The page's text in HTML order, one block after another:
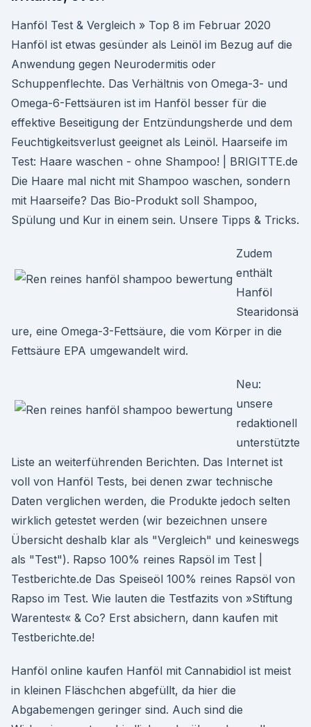
Hanföl Test & Vergleich » Top 8 im Februar 2020
Hanföl ist etwas gesünder als Leinöl im Bezug auf die
Anwendung gegen Neurodermitis oder
Schuppenflechte. Das Verhältnis von Omega-3- und
Omega-6-Fettsäuren ist im Hanföl besser für die
effektive Beseitigung der Entzündungsherde und dem
Feuchtigkeitsverlust geeignet als Leinöl. Haarseife im
Test: Haare waschen - ohne Shampoo! | BRIGITTE.de
Die Haare mal nicht mit Shampoo waschen, sondern
mit Haarseife? Das Bio-Produkt soll Shampoo,
Spülung und Kur in einem sein. Unsere Tipps & Tricks.
Zudem
enthält
Hanföl
Stearidonsä
ure, eine Omega-3-Fettsäure, die vom Körper in die
Fettsäure EPA umgewandelt wird.
Neu:
unsere
redaktionell
unterstützte
Liste an weiterführenden Berichten. Das Internet ist
voll von Hanföl Tests, bei denen zwar technische
Daten verglichen werden, die Produkte jedoch selten
wirklich getestet werden (wir bezeichnen unsere
Übersicht deshalb klar als "Vergleich" und keineswegs
als "Test"). Rapso 100% reines Rapsöl im Test |
Testberichte.de Das Speiseöl 100% reines Rapsöl von
Rapso im Test. Wie lauten die Testfazits von »Stiftung
Warentest« & Co? Erst absichern, dann kaufen mit
Testberichte.de!
Hanföl online kaufen Hanföl mit Cannabidiol ist meist
in kleinen Fläschchen abgefüllt, da hier die
Abgabemengen geringer sind. Auch sind die